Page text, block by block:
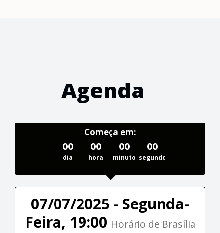
Agenda
Começa em:
00
dia
00
hora
00
minuto
00
segundo
07/07/2025 - Segunda-
Feira, 19:00 Horário de Brasília